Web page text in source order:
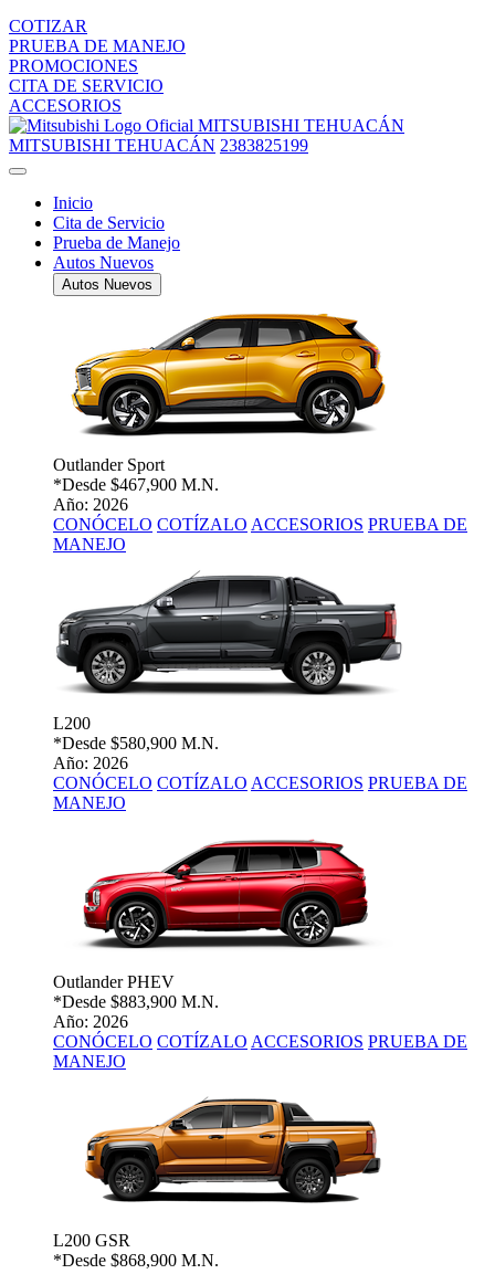
COTIZAR
PRUEBA DE MANEJO
PROMOCIONES
CITA DE SERVICIO
ACCESORIOS
MITSUBISHI TEHUACÁN
MITSUBISHI TEHUACÁN 2383825199
Inicio
Cita de Servicio
Prueba de Manejo
Autos Nuevos
Autos Nuevos
Outlander Sport
*Desde $467,900 M.N.
Año: 2026
CONÓCELO COTÍZALO ACCESORIOS PRUEBA DE
MANEJO
L200
*Desde $580,900 M.N.
Año: 2026
CONÓCELO COTÍZALO ACCESORIOS PRUEBA DE
MANEJO
Outlander PHEV
*Desde $883,900 M.N.
Año: 2026
CONÓCELO COTÍZALO ACCESORIOS PRUEBA DE
MANEJO
L200 GSR
*Desde $868,900 M.N.